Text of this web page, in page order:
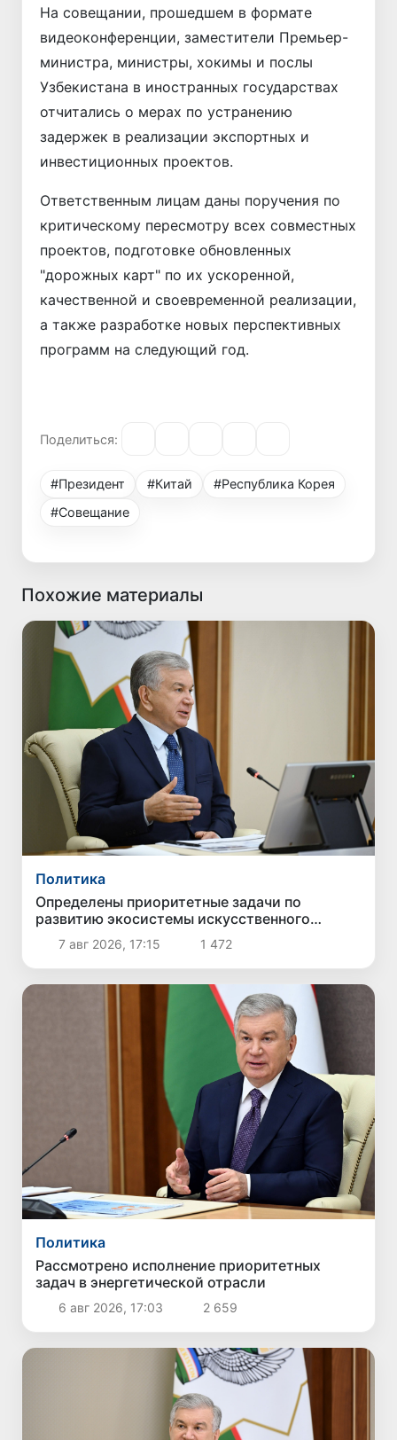
На совещании, прошедшем в формате
видеоконференции, заместители Премьер-
министра, министры, хокимы и послы
Узбекистана в иностранных государствах
отчитались о мерах по устранению
задержек в реализации экспортных и
инвестиционных проектов.
Ответственным лицам даны поручения по
критическому пересмотру всех совместных
проектов, подготовке обновленных
"дорожных карт" по их ускоренной,
качественной и своевременной реализации,
а также разработке новых перспективных
программ на следующий год.
Поделиться:
#Президент #Китай
#Республика Корея
#Совещание
Похожие материалы
Политика
Определены приоритетные задачи по
развитию экосистемы искусственного
интеллекта
7 авг 2026, 17:15 1 472
Политика
Рассмотрено исполнение приоритетных
задач в энергетической отрасли
6 авг 2026, 17:03 2 659